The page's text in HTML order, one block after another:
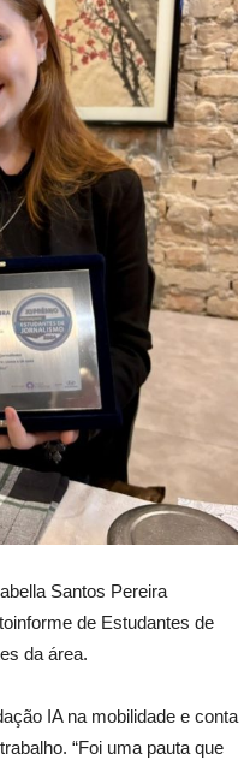
Santos Pereira
de Estudantes de
da área.
IA na mobilidade e conta
“Foi uma pauta que